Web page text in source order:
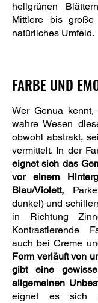
hellgrünen
Mittlere bis
natürliches Umfeld.
FARBE UND
Wer Genua
wahre Wesen
obwohl abstrakt,
vermittelt. In der
eignet sich das
vor einem
Blau/Violett,
dunkel) und
in Richtung
Kontrastierende
auch bei Creme
Form verläuft von
gibt eine
allgemeinen
eignet es sich